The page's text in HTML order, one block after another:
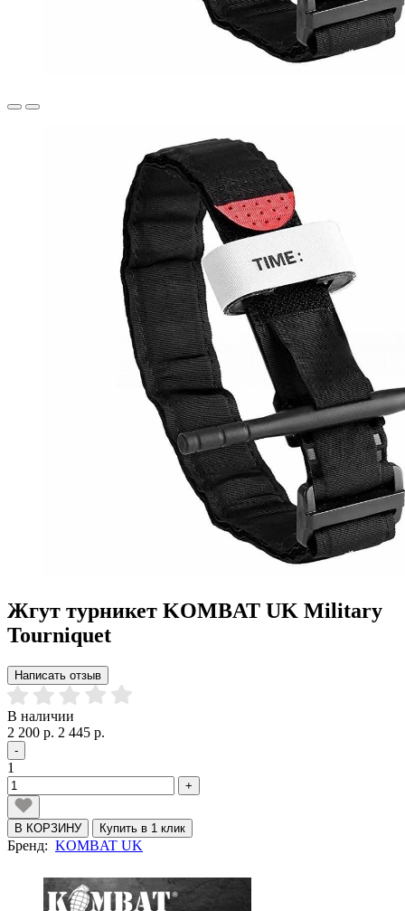
Жгут турникет KOMBAT UK Military
Tourniquet
Написать отзыв
В наличии
2 200 р. 2 445 р.
-
1
+
В КОРЗИНУ Купить в 1 клик
Бренд: KOMBAT UK